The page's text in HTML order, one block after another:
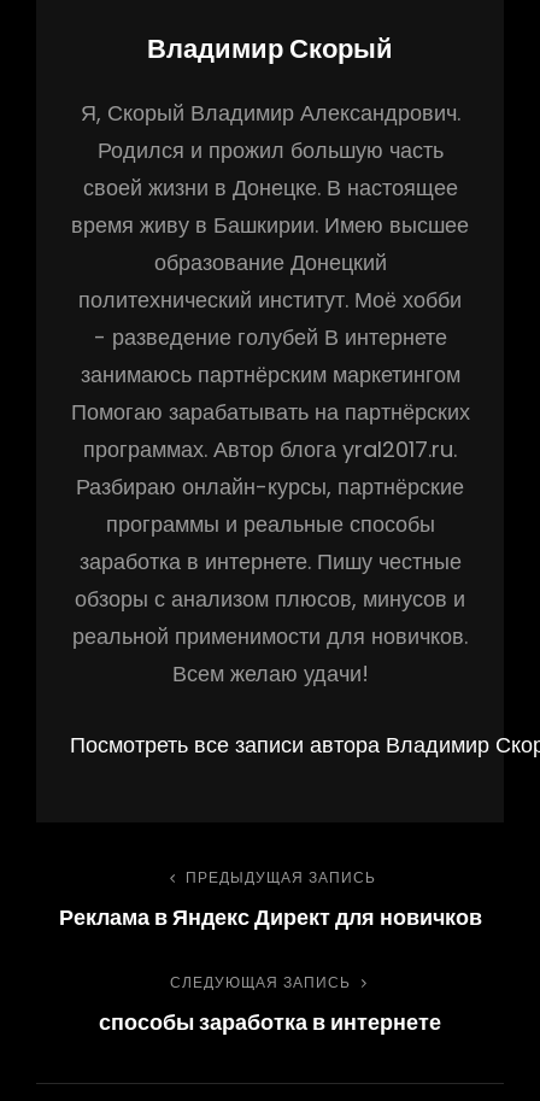
Владимир Скорый
Я, Скорый Владимир Александрович.
Родился и прожил большую часть
своей жизни в Донецке. В настоящее
время живу в Башкирии. Имею высшее
образование Донецкий
политехнический институт. Моё хобби
- разведение голубей В интернете
занимаюсь партнёрским маркетингом
Помогаю зарабатывать на партнёрских
программах. Автор блога yral2017.ru.
Разбираю онлайн-курсы, партнёрские
программы и реальные способы
заработка в интернете. Пишу честные
обзоры с анализом плюсов, минусов и
реальной применимости для новичков.
Всем желаю удачи!
Посмотреть все записи автора Владимир
ПРЕДЫДУЩАЯ ЗАПИСЬ
Реклама в Яндекс Директ для новичков
СЛЕДУЮЩАЯ ЗАПИСЬ
способы заработка в интернете